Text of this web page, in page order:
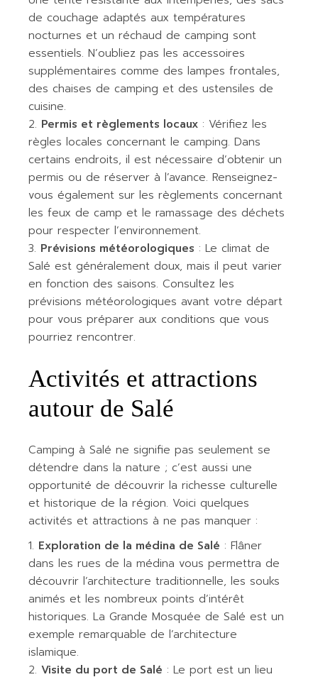
de couchage adaptés aux températures
nocturnes et un réchaud de camping sont
essentiels. N’oubliez pas les accessoires
supplémentaires comme des lampes frontales,
des chaises de camping et des ustensiles de
cuisine.
Permis et règlements locaux : Vérifiez les
règles locales concernant le camping. Dans
certains endroits, il est nécessaire d’obtenir un
permis ou de réserver à l’avance. Renseignez-
vous également sur les règlements concernant
les feux de camp et le ramassage des déchets
pour respecter l’environnement.
Prévisions météorologiques : Le climat de
Salé est généralement doux, mais il peut varier
en fonction des saisons. Consultez les
prévisions météorologiques avant votre départ
pour vous préparer aux conditions que vous
pourriez rencontrer.
Activités et attractions
autour de Salé
Camping à Salé ne signifie pas seulement se
détendre dans la nature ; c’est aussi une
opportunité de découvrir la richesse culturelle
et historique de la région. Voici quelques
activités et attractions à ne pas manquer :
Exploration de la médina de Salé : Flâner
dans les rues de la médina vous permettra de
découvrir l’architecture traditionnelle, les souks
animés et les nombreux points d’intérêt
historiques. La Grande Mosquée de Salé est un
exemple remarquable de l’architecture
islamique.
Visite du port de Salé : Le port est un lieu